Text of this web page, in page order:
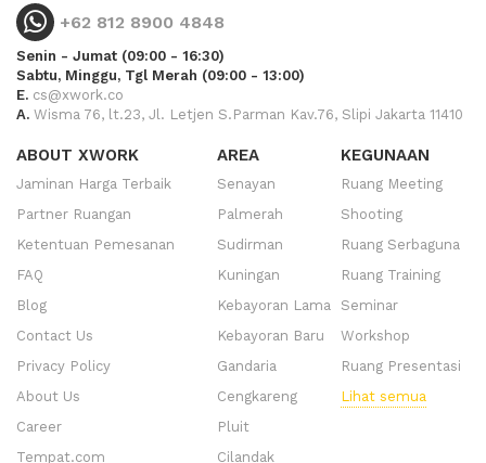
+62 812 8900 4848
Senin - Jumat (09:00 - 16:30)
Sabtu, Minggu, Tgl Merah (09:00 - 13:00)
E. cs@xwork.co
A. Wisma 76, lt.23, Jl. Letjen S.Parman Kav.76, Slipi Jakarta 11410
ABOUT XWORK
Jaminan Harga Terbaik
Partner Ruangan
Ketentuan Pemesanan
FAQ
Blog
Contact Us
Privacy Policy
About Us
Career
Tempat.com
AREA
Senayan
Palmerah
Sudirman
Kuningan
Kebayoran Lama
Kebayoran Baru
Gandaria
Cengkareng
Pluit
Cilandak
KEGUNAAN
Ruang Meeting
Shooting
Ruang Serbaguna
Ruang Training
Seminar
Workshop
Ruang Presentasi
Lihat semua